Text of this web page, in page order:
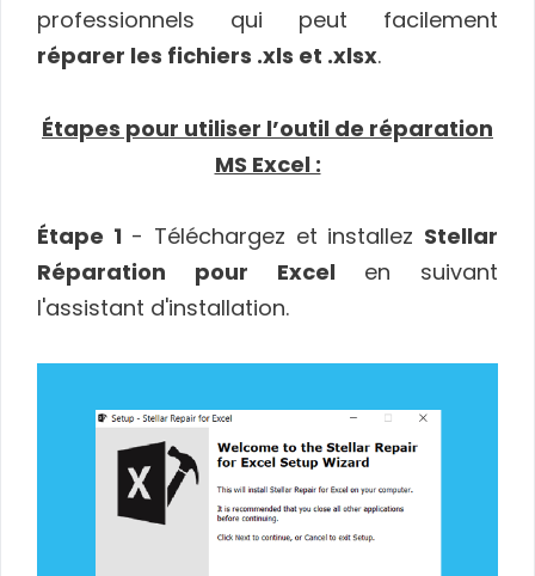
professionnels qui peut facilement
réparer les fichiers .xls et .xlsx.
Étapes pour utiliser l’outil de réparation
MS Excel :
Étape 1- Téléchargez et installez Stellar
Réparation pour Excelen suivant
l'assistant d'installation.